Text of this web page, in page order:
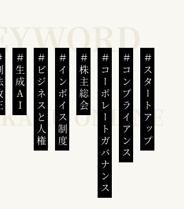
生成AI ビジネスと人権インボイス制度 株主総会 コーポレートガバナンスコンプライアンススタートアップ